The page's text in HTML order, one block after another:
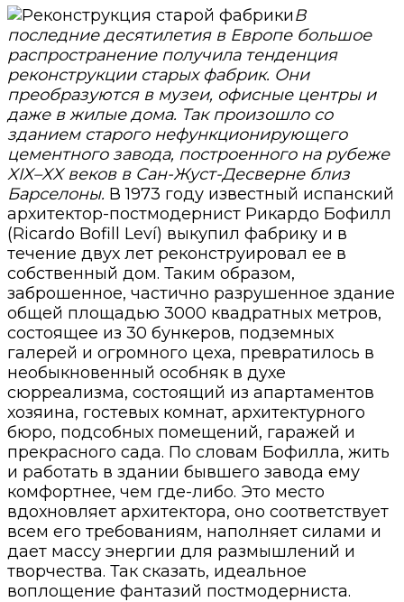
В
последние десятилетия в Европе большое
распространение получила тенденция
реконструкции старых фабрик. Они
преобразуются в музеи, офисные центры и
даже в жилые дома. Так произошло со
зданием старого нефункционирующего
цементного завода, построенного на рубеже
XIX–XX веков в Сан-Жуст-Десверне близ
Барселоны. В 1973 году известный испанский
архитектор-постмодернист Рикардо Бофилл
(Ricardo Bofill Leví) выкупил фабрику и в
течение двух лет реконструировал ее в
собственный дом. Таким образом,
заброшенное, частично разрушенное здание
общей площадью 3000 квадратных метров,
состоящее из 30 бункеров, подземных
галерей и огромного цеха, превратилось в
необыкновенный особняк в духе
сюрреализма, состоящий из апартаментов
хозяина, гостевых комнат, архитектурного
бюро, подсобных помещений, гаражей и
прекрасного сада. По словам Бофилла, жить
и работать в здании бывшего завода ему
комфортнее, чем где-либо. Это место
вдохновляет архитектора, оно соответствует
всем его требованиям, наполняет силами и
дает массу энергии для размышлений и
творчества. Так сказать, идеальное
воплощение фантазий постмодерниста.